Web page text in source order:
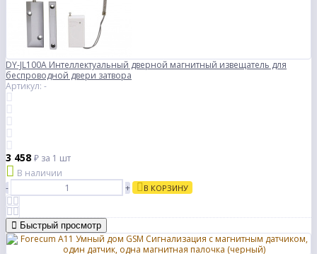
DY-JL100A Интеллектуальный дверной магнитный извещатель для
беспроводной двери затвора
Артикул: -
3 458 ₽ за 1 шт
В наличии
-
+ В КОРЗИНУ
Быстрый просмотр